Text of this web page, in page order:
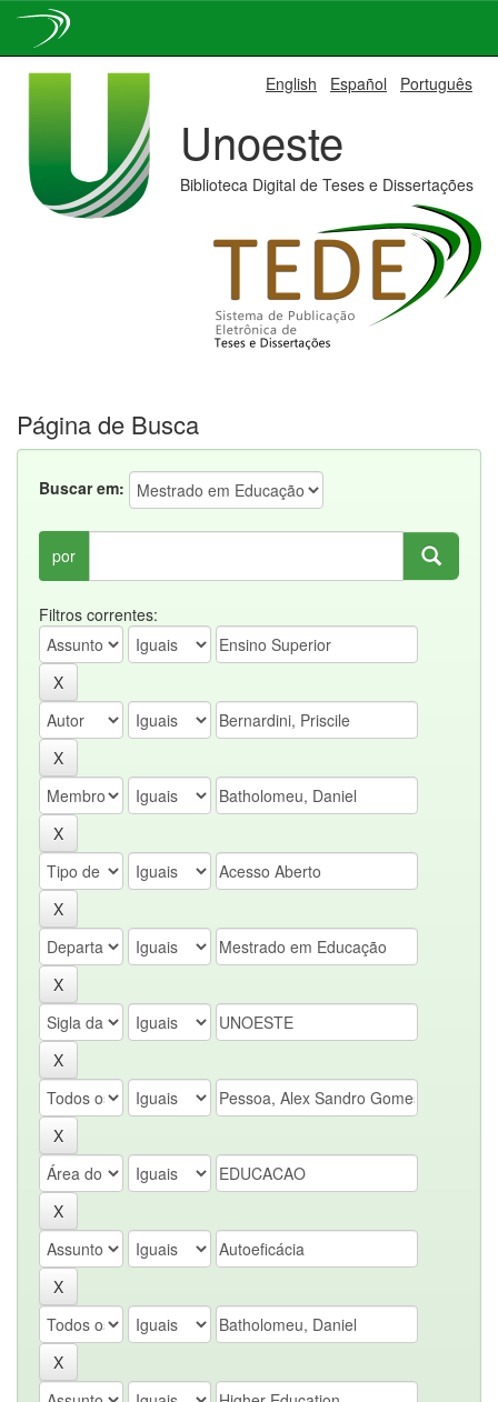
English Español Português
Unoeste
Biblioteca Digital de Teses e Dissertações
Página de Busca
Buscar em:
por
Filtros correntes: